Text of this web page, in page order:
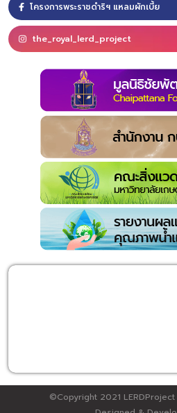
โครงการพระราชดำริฯ แหลมผักเบี้ย
the_royal_lerd_project
©Copyright 2021